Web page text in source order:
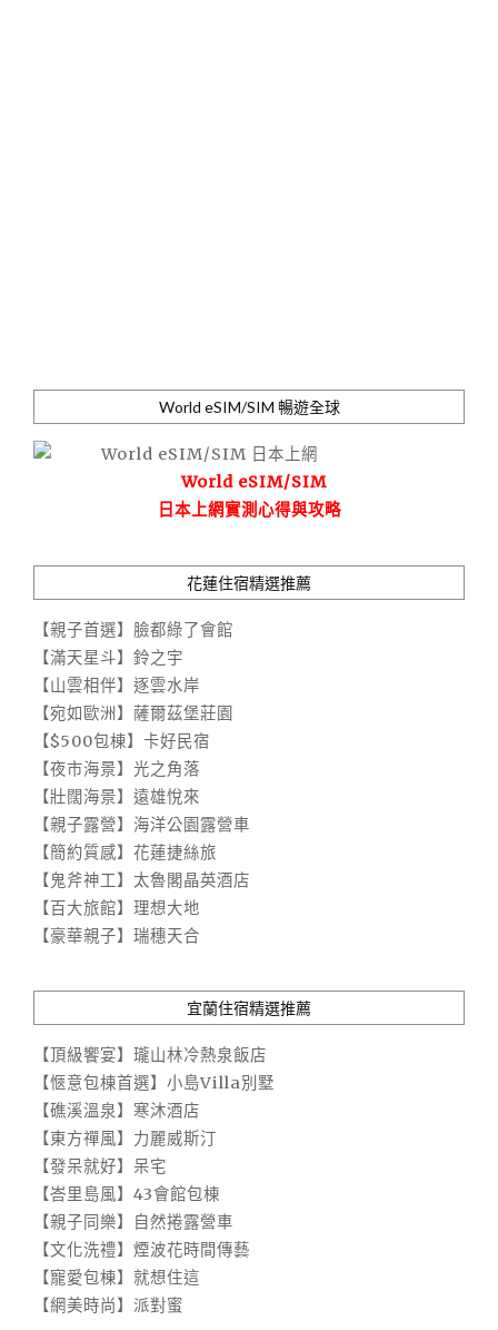
World eSIM/SIM 暢遊全球
World eSIM/SIM
日本上網實測心得與攻略
花蓮住宿精選推薦
【親子首選】臉都綠了會館
【滿天星斗】鈴之宇
【山雲相伴】逐雲水岸
【宛如歐洲】薩爾茲堡莊園
【$500包棟】卡好民宿
【夜市海景】光之角落
【壯闊海景】遠雄悅來
【親子露營】海洋公園露營車
【簡約質感】花蓮捷絲旅
【鬼斧神工】太魯閣晶英酒店
【百大旅館】理想大地
【豪華親子】瑞穗天合
宜蘭住宿精選推薦
【頂級饗宴】瓏山林冷熱泉飯店
【愜意包棟首選】小島Villa別墅
【礁溪溫泉】寒沐酒店
【東方禪風】力麗威斯汀
【發呆就好】呆宅
【峇里島風】43會館包棟
【親子同樂】自然捲露營車
【文化洗禮】煙波花時間傳藝
【寵愛包棟】就想住這
【網美時尚】派對蜜